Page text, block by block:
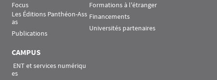
Focus
Les Éditions Panthéon-Ass
as
Publications
Formations à l'étranger
Financements
Universités partenaires
CAMPUS
es